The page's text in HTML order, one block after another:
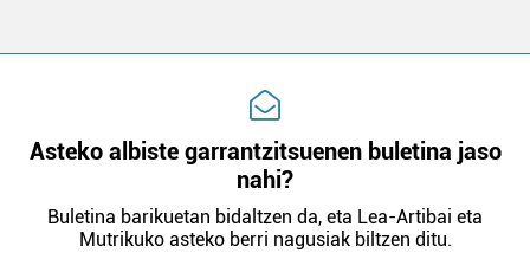
Asteko albiste garrantzitsuenen buletina jaso
nahi?
Buletina barikuetan bidaltzen da, eta Lea-Artibai eta
Mutrikuko asteko berri nagusiak biltzen ditu.